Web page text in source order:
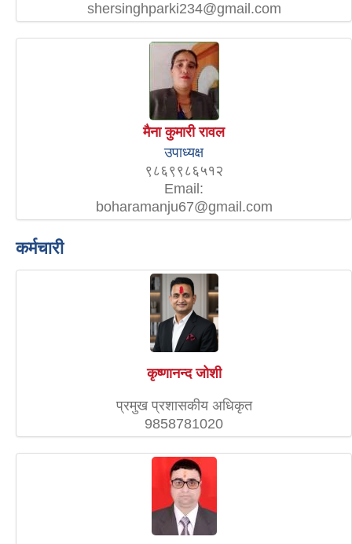
shersinghparki234@gmail.com
मैना कुमारी रावल
उपाध्यक्ष
९८६९९८६५१२
Email:
boharamanju67@gmail.com
कर्मचारी
कृष्णानन्द जोशी
प्रमुख प्रशासकीय अधिकृत
9858781020